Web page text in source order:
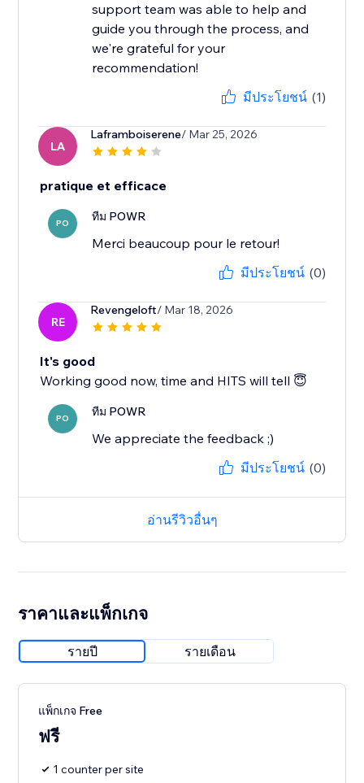
support team was able to help and
guide you through the process, and
we're grateful for your
recommendation!
มีประโยชน์ (1)
LA
Laframboiserene/ Mar 25, 2026
pratique et efficace
PO ทีม POWR
Merci beaucoup pour le retour!
มีประโยชน์ (0)
RE
Revengeloft/ Mar 18, 2026
It's good
Working good now, time and HITS will tell 😇
PO ทีม POWR
We appreciate the feedback ;)
มีประโยชน์ (0)
อ่านรีวิวอื่นๆ
ราคาและแพ็กเกจ
รายปี รายเดือน
แพ็กเกจ Free
ฟรี
1 counter per site